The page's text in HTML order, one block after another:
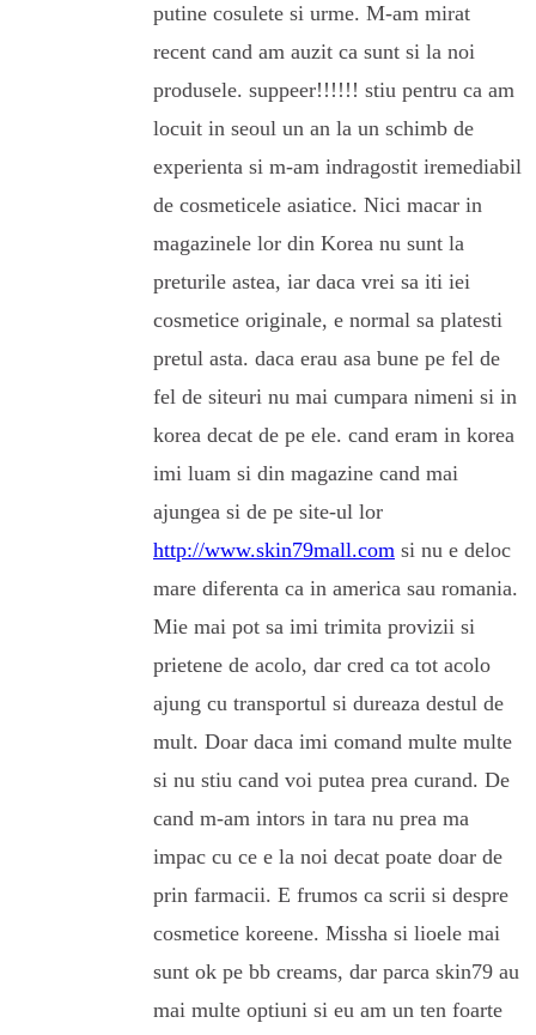
putine cosulete si urme. M-am mirat
recent cand am auzit ca sunt si la noi
produsele. suppeer!!!!!! stiu pentru ca am
locuit in seoul un an la un schimb de
experienta si m-am indragostit iremediabil
de cosmeticele asiatice. Nici macar in
magazinele lor din Korea nu sunt la
preturile astea, iar daca vrei sa iti iei
cosmetice originale, e normal sa platesti
pretul asta. daca erau asa bune pe fel de
fel de siteuri nu mai cumpara nimeni si in
korea decat de pe ele. cand eram in korea
imi luam si din magazine cand mai
ajungea si de pe site-ul lor
http://www.skin79mall.com si nu e deloc
mare diferenta ca in america sau romania.
Mie mai pot sa imi trimita provizii si
prietene de acolo, dar cred ca tot acolo
ajung cu transportul si dureaza destul de
mult. Doar daca imi comand multe multe
si nu stiu cand voi putea prea curand. De
cand m-am intors in tara nu prea ma
impac cu ce e la noi decat poate doar de
prin farmacii. E frumos ca scrii si despre
cosmetice koreene. Missha si lioele mai
sunt ok pe bb creams, dar parca skin79 au
mai multe optiuni si eu am un ten foarte